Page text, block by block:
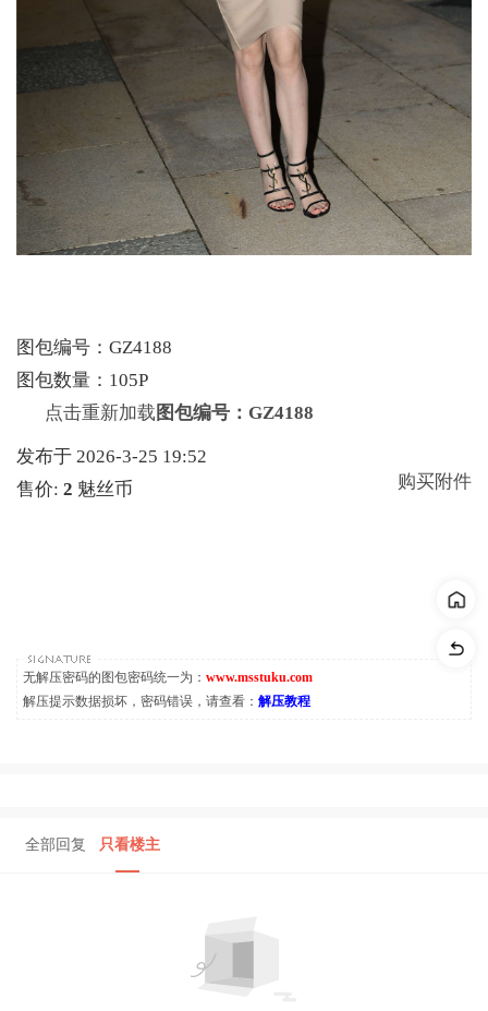
图包编号：GZ4188
图包数量：105P
点击重新加载 图包编号：GZ4188
发布于 2026-3-25 19:52
售价: 2 魅丝币 购买附件
无解压密码的图包密码统一为： www.msstuku.com
解压提示数据损坏，密码错误，请查看： 解压教程
全部回复 只看楼主